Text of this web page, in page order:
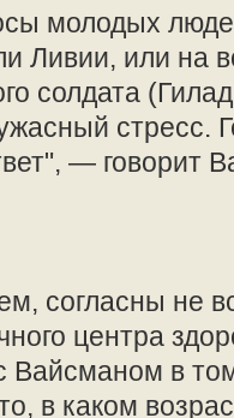
молодых
Ливии, или на
солдата
стресс.
— говорит
согласны не
центра
Вайсманом в
в каком